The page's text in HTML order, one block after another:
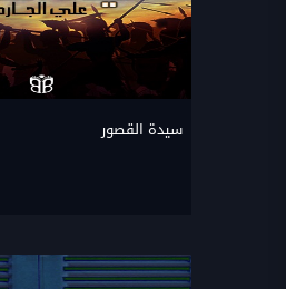
سيدة القصور